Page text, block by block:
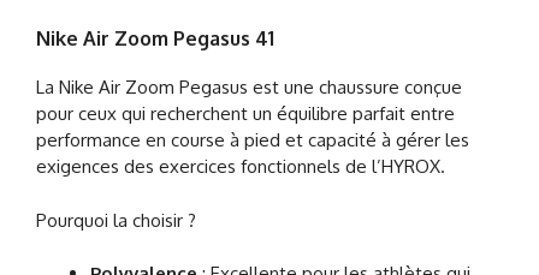
Nike Air Zoom Pegasus 41
La Nike Air Zoom Pegasus est une chaussure conçue
pour ceux qui recherchent un équilibre parfait entre
performance en course à pied et capacité à gérer les
exigences des exercices fonctionnels de l’HYROX.
Pourquoi la choisir ?